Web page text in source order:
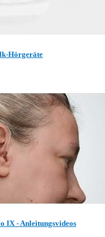
Hörgeräte
IX - Anleitungsvideos